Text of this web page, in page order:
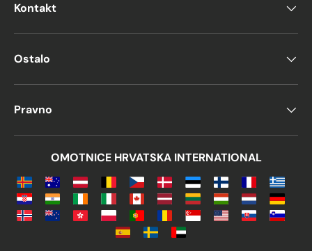
Kontakt
Ostalo
Pravno
OMOTNICE HRVATSKA INTERNATIONAL